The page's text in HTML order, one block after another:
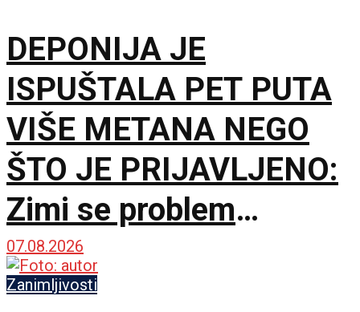
DEPONIJA JE
ISPUŠTALA PET PUTA
VIŠE METANA NEGO
ŠTO JE PRIJAVLJENO:
Zimi se problem
dodatno pogoršavao
07.08.2026
Zanimljivosti